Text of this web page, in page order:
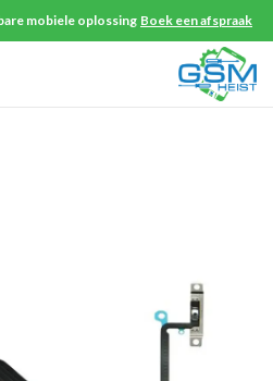
mobiele oplossing Boek een afspraak